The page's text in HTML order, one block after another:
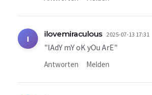
I ilovemiraculous 2025-07-13 17:31
"lAdY mY oK yOu ArE"
Antworten Melden